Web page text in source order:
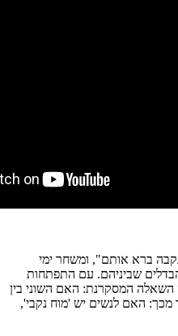
ברא אותם", ומשחר ימי
שביניהם. עם התפתחות
המסקרנת: האם השוני בין
מכך: האם לנשים יש 'מוח נקבי',